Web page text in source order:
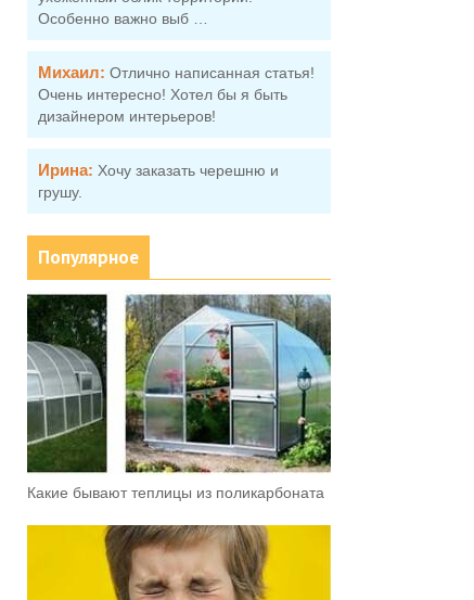
Особенно важно выб …
Михаил: Отлично написанная статья!
Очень интересно! Хотел бы я быть
дизайнером интерьеров!
Ирина: Хочу заказать черешню и
грушу.
Популярное
Какие бывают теплицы из поликарбоната